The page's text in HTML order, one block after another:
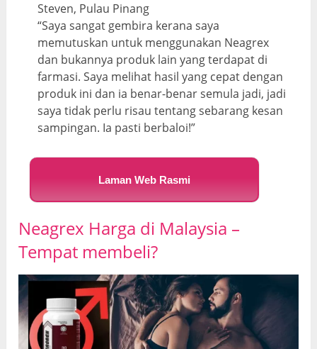
Steven, Pulau Pinang
“Saya sangat gembira kerana saya
memutuskan untuk menggunakan Neagrex
dan bukannya produk lain yang terdapat di
farmasi. Saya melihat hasil yang cepat dengan
produk ini dan ia benar-benar semula jadi, jadi
saya tidak perlu risau tentang sebarang kesan
sampingan. Ia pasti berbaloi!”
Laman Web Rasmi
Neagrex Harga di Malaysia –
Tempat membeli?